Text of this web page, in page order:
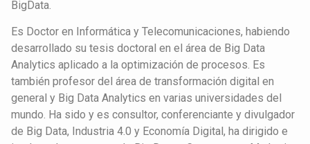
BigData.
Es Doctor en Informática y Telecomunicaciones, habiendo
desarrollado su tesis doctoral en el área de Big Data
Analytics aplicado a la optimización de procesos. Es
también profesor del área de transformación digital en
general y Big Data Analytics en varias universidades del
mundo. Ha sido y es consultor, conferenciante y divulgador
de Big Data, Industria 4.0 y Economía Digital, ha dirigido e